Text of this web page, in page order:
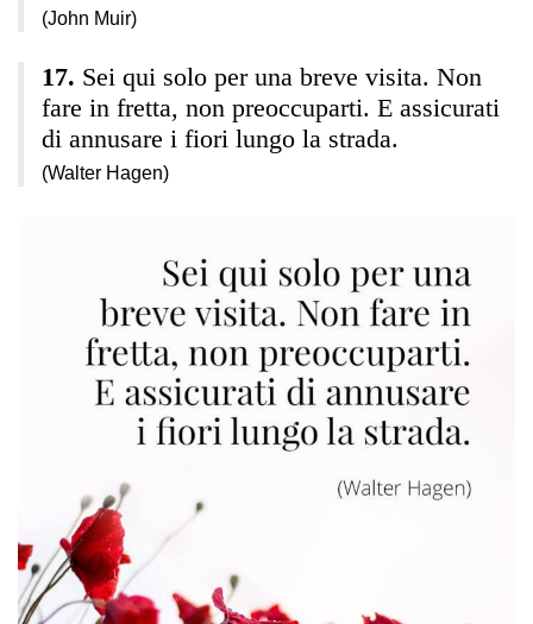
(John Muir)
Sei qui solo per una breve visita. Non
fare in fretta, non preoccuparti. E assicurati
di annusare i fiori lungo la strada.
(Walter Hagen)